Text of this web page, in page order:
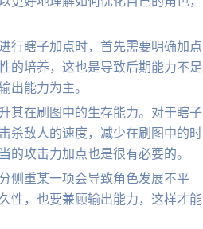
行瞎子加点时，首先需要明确加点
的培养，这也是导致后期能力不足
出能力为主。
其在刷图中的生存能力。对于瞎子
杀敌人的速度，减少在刷图中的时
攻击力加点也是很有必要的。
侧重某一项会导致角色发展不平
性，也要兼顾输出能力，这样才能